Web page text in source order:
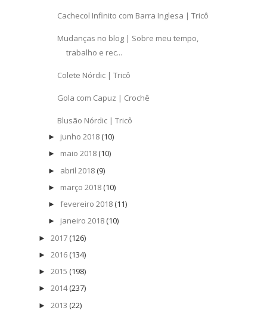
Cachecol Infinito com Barra Inglesa | Tricô
Mudanças no blog | Sobre meu tempo,
trabalho e rec...
Colete Nórdic | Tricô
Gola com Capuz | Crochê
Blusão Nórdic | Tricô
► junho 2018 (10)
► maio 2018 (10)
► abril 2018 (9)
► março 2018 (10)
► fevereiro 2018 (11)
► janeiro 2018 (10)
► 2017 (126)
► 2016 (134)
► 2015 (198)
► 2014 (237)
► 2013 (22)